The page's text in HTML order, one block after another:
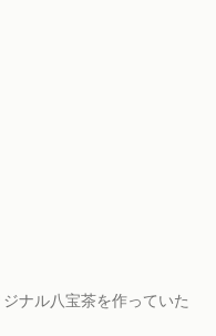
ナル八宝茶を作っていた